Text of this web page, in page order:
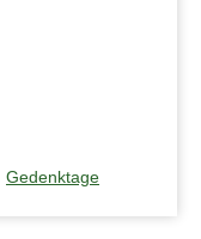
Gedenktage